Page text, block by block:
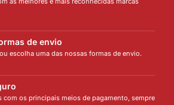
de envio
ou escolha uma das nossas formas de envio.
com os principais meios de pagamento, sempre